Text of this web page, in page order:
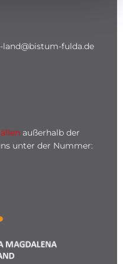
fulda.de
außerhalb der
unter der Nummer: